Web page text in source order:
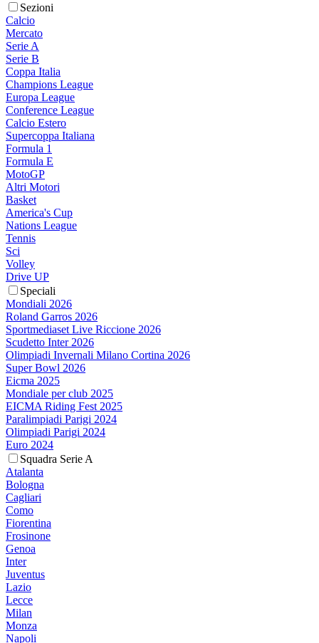
Sezioni
Calcio
Mercato
Serie A
Serie B
Coppa Italia
Champions League
Europa League
Conference League
Calcio Estero
Supercoppa Italiana
Formula 1
Formula E
MotoGP
Altri Motori
Basket
America's Cup
Nations League
Tennis
Sci
Volley
Drive UP
Speciali
Mondiali 2026
Roland Garros 2026
Sportmediaset Live Riccione 2026
Scudetto Inter 2026
Olimpiadi Invernali Milano Cortina 2026
Super Bowl 2026
Eicma 2025
Mondiale per club 2025
EICMA Riding Fest 2025
Paralimpiadi Parigi 2024
Olimpiadi Parigi 2024
Euro 2024
Squadra Serie A
Atalanta
Bologna
Cagliari
Como
Fiorentina
Frosinone
Genoa
Inter
Juventus
Lazio
Lecce
Milan
Monza
Napoli